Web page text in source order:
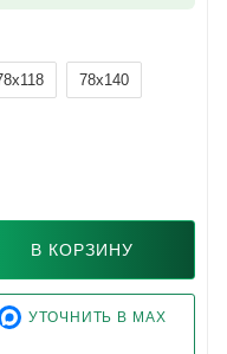
78x140
В КОРЗИНУ
УТОЧНИТЬ В MAX